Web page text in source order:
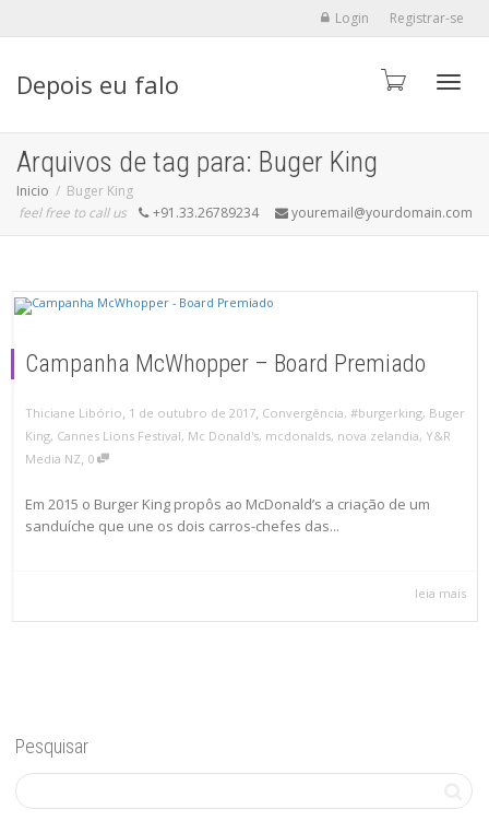
Login Registrar-se
Depois eu falo
Arquivos de tag para: Buger King
Inicio
Buger King
feel free to call us
+91.33.26789234 youremail@yourdomain.com
Campanha McWhopper – Board Premiado
Thiciane Libório 1 de outubro de 2017 Convergência, #burgerking, Buger
King, Cannes Lions Festival, Mc Donald's, mcdonalds, nova zelandia, Y&R
Media NZ 0
Em 2015 o Burger King propôs ao McDonald’s a criação de um
sanduíche que une os dois carros-chefes das...
leia mais
Pesquisar